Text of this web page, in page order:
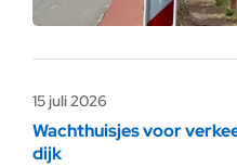
Wachthuisjes voor
dijk
15 juli 2026